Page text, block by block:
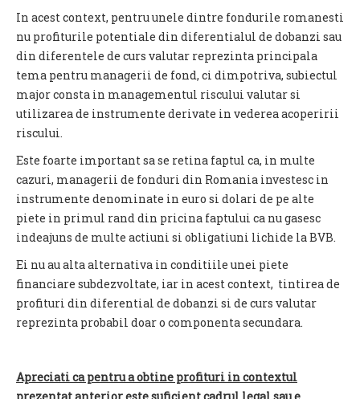
In acest context, pentru unele dintre fondurile romanesti
nu profiturile potentiale din diferentialul de dobanzi sau
din diferentele de curs valutar reprezinta principala
tema pentru managerii de fond, ci dimpotriva, subiectul
major consta in managementul riscului valutar si
utilizarea de instrumente derivate in vederea acoperirii
riscului.
Este foarte important sa se retina faptul ca, in multe
cazuri, managerii de fonduri din Romania investesc in
instrumente denominate in euro si dolari de pe alte
piete in primul rand din pricina faptului ca nu gasesc
indeajuns de multe actiuni si obligatiuni lichide la BVB.
Ei nu au alta alternativa in conditiile unei piete
financiare subdezvoltate, iar in acest context, tintirea de
profituri din diferential de dobanzi si de curs valutar
reprezinta probabil doar o componenta secundara.
Apreciati ca pentru a obtine profituri in contextul